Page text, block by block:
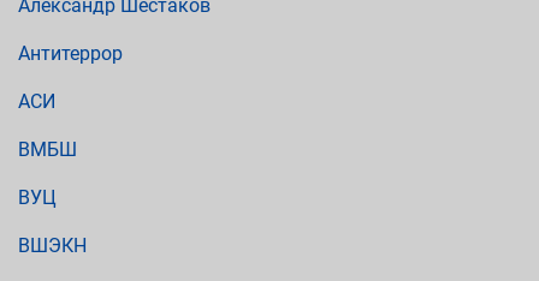
Александр Шестаков
Антитеррор
АСИ
ВМБШ
ВУЦ
ВШЭКН